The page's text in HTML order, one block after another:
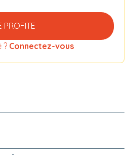
PROFITE
? Connectez-vous